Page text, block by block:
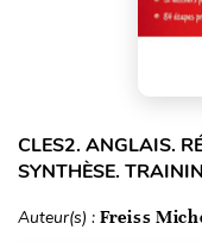
CLES2. ANGLAIS.
SYNTHÈSE.
Auteur(s) : Freiss